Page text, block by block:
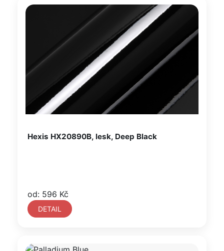
Hexis HX20890B, lesk, Deep Black
od: 596 Kč
DETAIL